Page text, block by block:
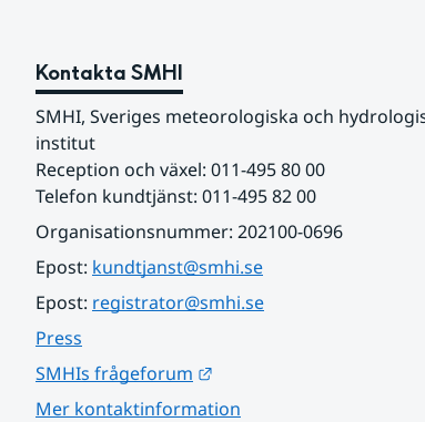
Kontakta SMHI
SMHI, Sveriges meteorologiska och
institut
Reception och växel: 011-495 80 00
Telefon kundtjänst: 011-495 82 00
Organisationsnummer: 202100-0696
Epost: kundtjanst@smhi.se
Epost: registrator@smhi.se
Press
SMHIs frågeforum
Mer kontaktinformation